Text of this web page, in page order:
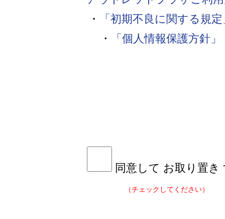
・
「初期不良に関する規定
・
「個人情報保護方針」
同意して お取り置き
（チェックしてください）